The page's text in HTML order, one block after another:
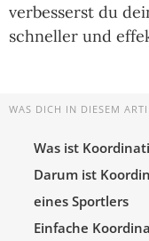
verbesserst du
schneller und
WAS DICH IN DIESEM
Was ist
Darum ist
eines Sportlers
Einfache